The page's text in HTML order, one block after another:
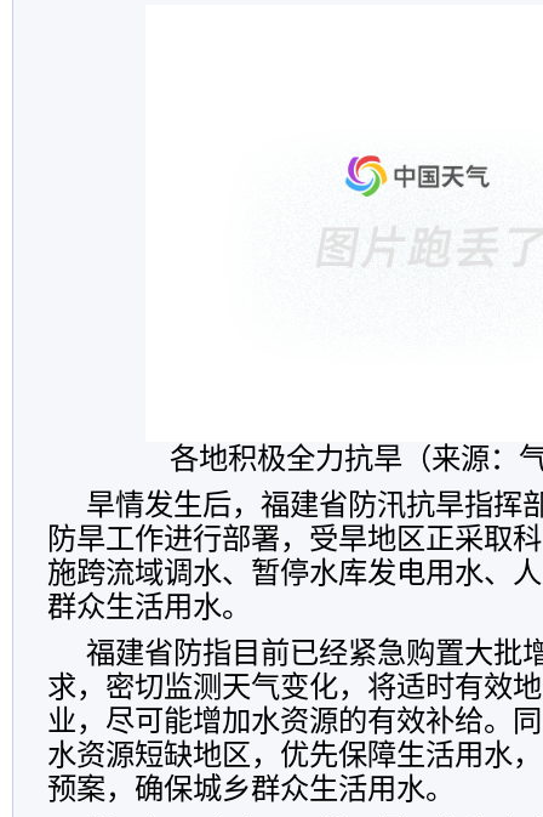
各地积极全力抗旱（来源：
旱情发生后，福建省防汛抗旱指挥
防旱工作进行部署，受旱地区正采取
施跨流域调水、暂停水库发电用水、
群众生活用水。
福建省防指目前已经紧急购置大批
求，密切监测天气变化，将适时有效
业，尽可能增加水资源的有效补给。
水资源短缺地区，优先保障生活用水
预案，确保城乡群众生活用水。